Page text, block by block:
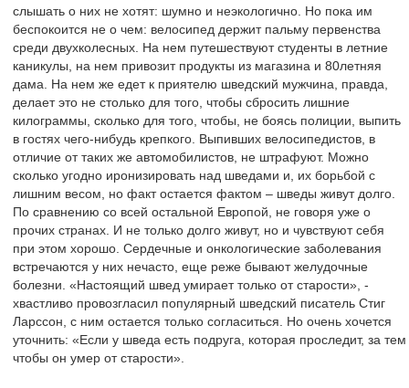
слышать о них не хотят: шумно и неэкологично. Но пока им
беспокоится не о чем: велосипед держит пальму первенства
среди двухколесных. На нем путешествуют студенты в летние
каникулы, на нем привозит продукты из магазина и 80летняя
дама. На нем же едет к приятелю шведский мужчина, правда,
делает это не столько для того, чтобы сбросить лишние
килограммы, сколько для того, чтобы, не боясь полиции, выпить
в гостях чего-нибудь крепкого. Выпивших велосипедистов, в
отличие от таких же автомобилистов, не штрафуют. Можно
сколько угодно иронизировать над шведами и, их борьбой с
лишним весом, но факт остается фактом – шведы живут долго.
По сравнению со всей остальной Европой, не говоря уже о
прочих странах. И не только долго живут, но и чувствуют себя
при этом хорошо. Сердечные и онкологические заболевания
встречаются у них нечасто, еще реже бывают желудочные
болезни. «Настоящий швед умирает только от старости», -
хвастливо провозгласил популярный шведский писатель Стиг
Ларссон, с ним остается только согласиться. Но очень хочется
уточнить: «Если у шведа есть подруга, которая проследит, за тем
чтобы он умер от старости».